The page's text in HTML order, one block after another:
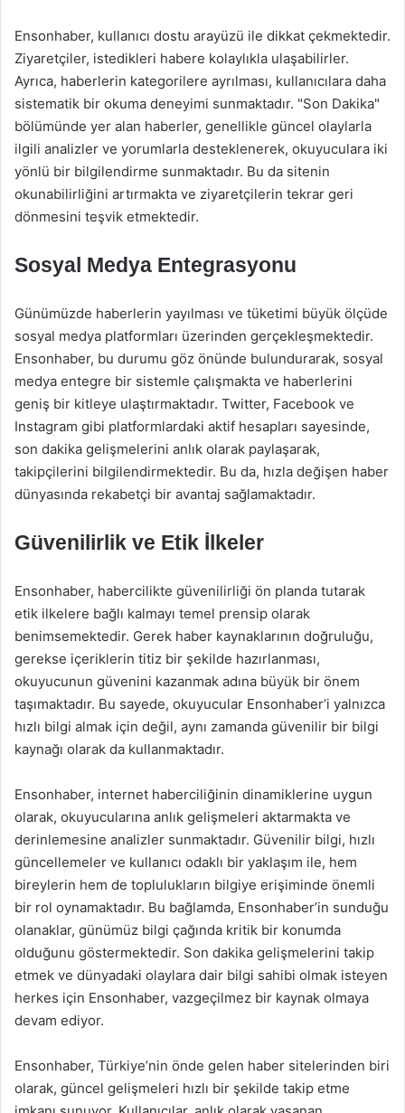
Ensonhaber, kullanıcı dostu arayüzü ile dikkat çekmektedir.
Ziyaretçiler, istedikleri habere kolaylıkla ulaşabilirler.
Ayrıca, haberlerin kategorilere ayrılması, kullanıcılara daha
sistematik bir okuma deneyimi sunmaktadır. "Son Dakika"
bölümünde yer alan haberler, genellikle güncel olaylarla
ilgili analizler ve yorumlarla desteklenerek, okuyuculara iki
yönlü bir bilgilendirme sunmaktadır. Bu da sitenin
okunabilirliğini artırmakta ve ziyaretçilerin tekrar geri
dönmesini teşvik etmektedir.
Sosyal Medya Entegrasyonu
Günümüzde haberlerin yayılması ve tüketimi büyük ölçüde
sosyal medya platformları üzerinden gerçekleşmektedir.
Ensonhaber, bu durumu göz önünde bulundurarak, sosyal
medya entegre bir sistemle çalışmakta ve haberlerini
geniş bir kitleye ulaştırmaktadır. Twitter, Facebook ve
Instagram gibi platformlardaki aktif hesapları sayesinde,
son dakika gelişmelerini anlık olarak paylaşarak,
takipçilerini bilgilendirmektedir. Bu da, hızla değişen haber
dünyasında rekabetçi bir avantaj sağlamaktadır.
Güvenilirlik ve Etik İlkeler
Ensonhaber, habercilikte güvenilirliği ön planda tutarak
etik ilkelere bağlı kalmayı temel prensip olarak
benimsemektedir. Gerek haber kaynaklarının doğruluğu,
gerekse içeriklerin titiz bir şekilde hazırlanması,
okuyucunun güvenini kazanmak adına büyük bir önem
taşımaktadır. Bu sayede, okuyucular Ensonhaber’i yalnızca
hızlı bilgi almak için değil, aynı zamanda güvenilir bir bilgi
kaynağı olarak da kullanmaktadır.
Ensonhaber, internet haberciliğinin dinamiklerine uygun
olarak, okuyucularına anlık gelişmeleri aktarmakta ve
derinlemesine analizler sunmaktadır. Güvenilir bilgi, hızlı
güncellemeler ve kullanıcı odaklı bir yaklaşım ile, hem
bireylerin hem de toplulukların bilgiye erişiminde önemli
bir rol oynamaktadır. Bu bağlamda, Ensonhaber’in sunduğu
olanaklar, günümüz bilgi çağında kritik bir konumda
olduğunu göstermektedir. Son dakika gelişmelerini takip
etmek ve dünyadaki olaylara dair bilgi sahibi olmak isteyen
herkes için Ensonhaber, vazgeçilmez bir kaynak olmaya
devam ediyor.
Ensonhaber, Türkiye’nin önde gelen haber sitelerinden biri
olarak, güncel gelişmeleri hızlı bir şekilde takip etme